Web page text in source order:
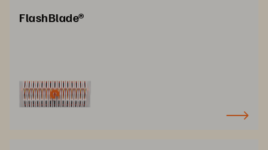
FlashBlade®